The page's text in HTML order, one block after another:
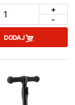
1
+
-
DODAJ